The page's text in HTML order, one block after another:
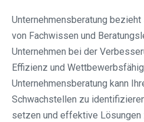
Unternehmensberatung
von Fachwissen und
Unternehmen bei der
Effizienz und
Unternehmensberatung kann
Schwachstellen zu
setzen und effektive Lösungen